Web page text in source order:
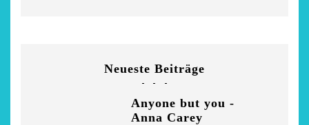
Neueste Beiträge
Anyone but you -
Anna Carey